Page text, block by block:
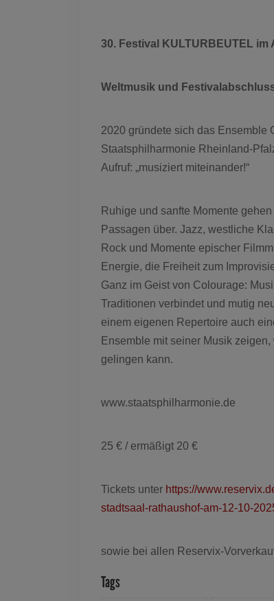
30. Festival KULTURBEUTEL im
Weltmusik und
2020 gründete sich das Ensemble
Staatsphilharmonie Rheinland-
Aufruf: „musiziert miteinander!“
Ruhige und sanfte Momente
Passagen über. Jazz, westliche
Rock und Momente epischer
Energie, die Freiheit zum
Ganz im Geist von Colourage:
Traditionen verbindet und mutig
einem eigenen Repertoire auch
Ensemble mit seiner Musik
gelingen kann.
www.staatsphilharmonie.de
25 € / ermäßigt 20 €
Tickets unter https://
stadtsaal-rathaushof-am-12-10-
sowie bei allen Reservix-
Tags